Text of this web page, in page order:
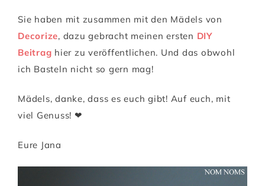
Sie haben mit zusammen mit den Mädels von
Decorize, dazu gebracht meinen ersten DIY
Beitrag hier zu veröffentlichen. Und das obwohl
ich Basteln nicht so gern mag!
Mädels, danke, dass es euch gibt! Auf euch, mit
viel Genuss! ❤
Eure Jana